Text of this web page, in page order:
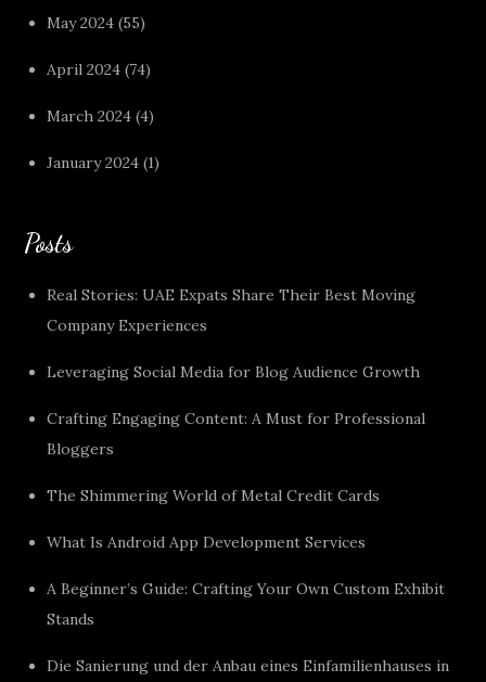
May 2024 (55)
April 2024 (74)
March 2024 (4)
January 2024 (1)
Posts
Real Stories: UAE Expats Share Their Best Moving
Company Experiences
Leveraging Social Media for Blog Audience Growth
Crafting Engaging Content: A Must for Professional
Bloggers
The Shimmering World of Metal Credit Cards
What Is Android App Development Services
A Beginner’s Guide: Crafting Your Own Custom Exhibit
Stands
Die Sanierung und der Anbau eines Einfamilienhauses in